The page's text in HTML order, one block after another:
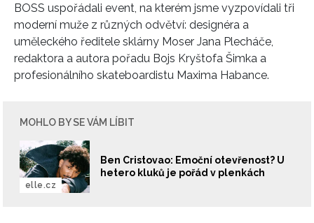
BOSS uspořádali event, na kterém jsme vyzpovídali tři
moderní muže z různých odvětví: designéra a
uměleckého ředitele sklárny Moser Jana Plecháče,
redaktora a autora pořadu Bojs Kryštofa Šimka a
profesionálního skateboardistu Maxima Habance.
MOHLO BY SE VÁM LÍBIT
Ben Cristovao: Emoční otevřenost? U
hetero kluků je pořád v plenkách
elle.cz